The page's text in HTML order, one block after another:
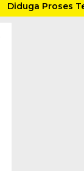
Proses